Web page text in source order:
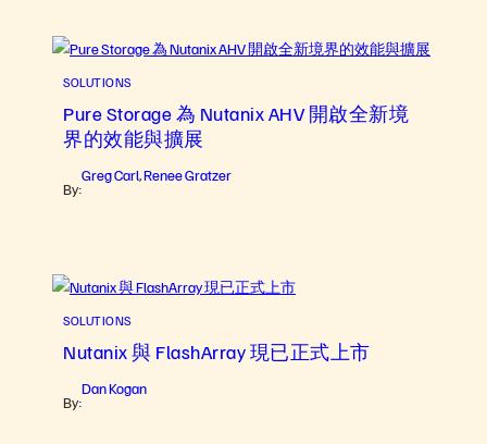
SOLUTIONS
Pure Storage 為 Nutanix AHV 開啟全新境
界的效能與擴展
By:
Greg Carl,Renee Gratzer
SOLUTIONS
Nutanix 與 FlashArray 現已正式上市
By:
Dan Kogan